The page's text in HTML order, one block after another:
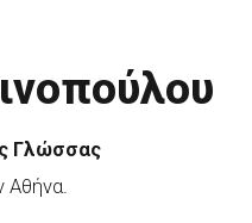
Γλώσσας
Αθήνα.